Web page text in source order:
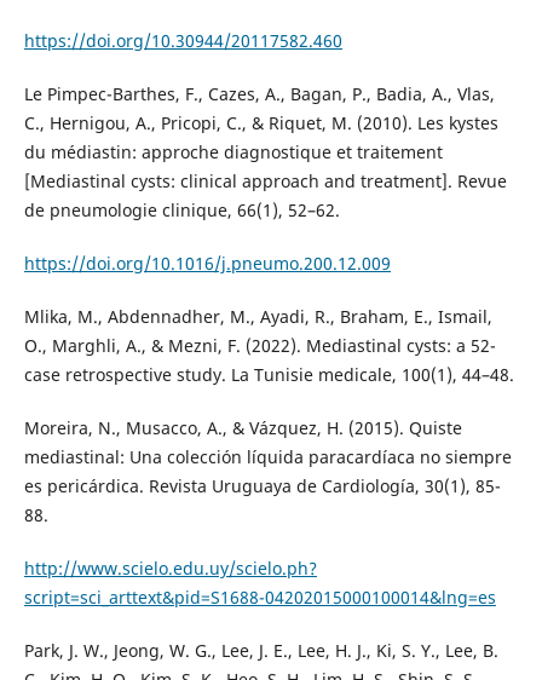
https://doi.org/10.30944/20117582.460
Le Pimpec-Barthes, F., Cazes, A., Bagan, P., Badia, A., Vlas,
C., Hernigou, A., Pricopi, C., & Riquet, M. (2010). Les kystes
du médiastin: approche diagnostique et traitement
[Mediastinal cysts: clinical approach and treatment]. Revue
de pneumologie clinique, 66(1), 52–62.
https://doi.org/10.1016/j.pneumo.200.12.009
Mlika, M., Abdennadher, M., Ayadi, R., Braham, E., Ismail,
O., Marghli, A., & Mezni, F. (2022). Mediastinal cysts: a 52-
case retrospective study. La Tunisie medicale, 100(1), 44–48.
Moreira, N., Musacco, A., & Vázquez, H. (2015). Quiste
mediastinal: Una colección líquida paracardíaca no siempre
es pericárdica. Revista Uruguaya de Cardiología, 30(1), 85-
88.
http://www.scielo.edu.uy/scielo.ph?
script=sci_arttext&pid=S1688-04202015000100014&lng=es
Park, J. W., Jeong, W. G., Lee, J. E., Lee, H. J., Ki, S. Y., Lee, B.